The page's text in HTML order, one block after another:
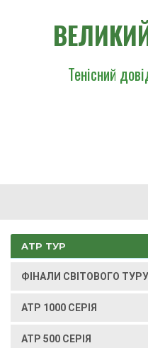
Тенісний
ATP ТУР
ФІНАЛИ СВІТОВОГО ТУРУ
ATP 1000 СЕРІЯ
ATP 500 СЕРІЯ